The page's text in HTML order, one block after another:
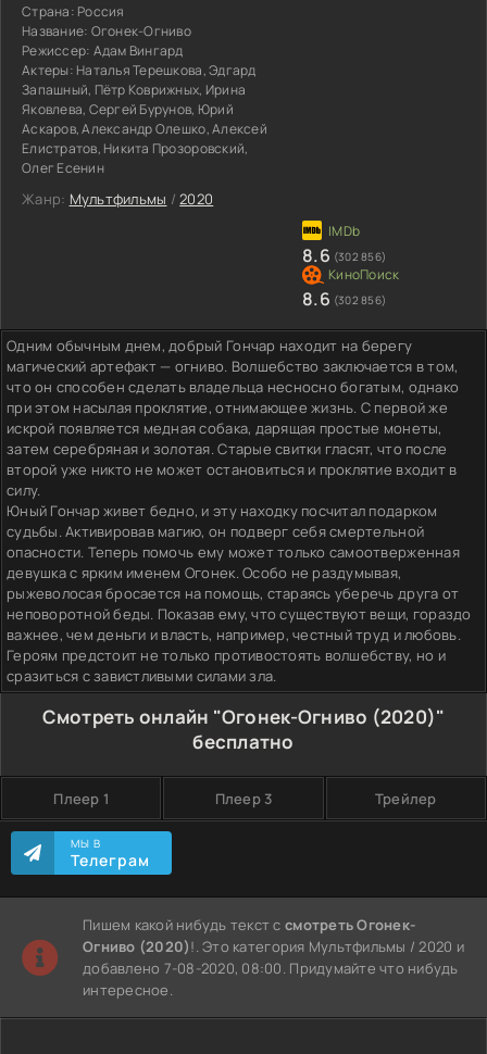
Страна: Россия
Название: Огонек-Огниво
Режиссер: Адам Вингард
Актеры: Наталья Терешкова, Эдгард
Запашный, Пётр Коврижных, Ирина
Яковлева, Сергей Бурунов, Юрий
Аскаров, Александр Олешко, Алексей
Елистратов, Никита Прозоровский,
Олег Есенин
Жанр: Мультфильмы /2020
8.6 (302 856)
8.6 (302 856)
Одним обычным днем, добрый Гончар находит на берегу
магический артефакт — огниво. Волшебство заключается в том,
что он способен сделать владельца несносно богатым, однако
при этом насылая проклятие, отнимающее жизнь. С первой же
искрой появляется медная собака, дарящая простые монеты,
затем серебряная и золотая. Старые свитки гласят, что после
второй уже никто не может остановиться и проклятие входит в
силу.
Юный Гончар живет бедно, и эту находку посчитал подарком
судьбы. Активировав магию, он подверг себя смертельной
опасности. Теперь помочь ему может только самоотверженная
девушка с ярким именем Огонек. Особо не раздумывая,
рыжеволосая бросается на помощь, стараясь уберечь друга от
неповоротной беды. Показав ему, что существуют вещи, гораздо
важнее, чем деньги и власть, например, честный труд и любовь.
Героям предстоит не только противостоять волшебству, но и
сразиться с завистливыми силами зла.
Смотреть онлайн "Огонек-Огниво (2020)"
бесплатно
Плеер 1 Плеер 3 Трейлер
МЫ В
Телеграм
Пишем какой нибудь текст ссмотреть Огонек-
Огниво (2020)!. Это категория Мультфильмы / 2020 и
добавлено 7-08-2020, 08:00. Придумайте что нибудь
интересное.